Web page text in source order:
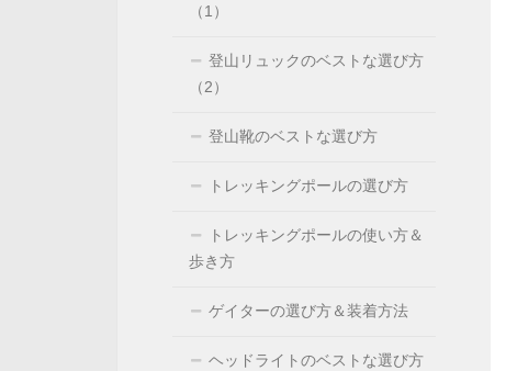
（1）
登山リュックのベストな選び方
（2）
登山靴のベストな選び方
トレッキングポールの選び方
トレッキングポールの使い方＆
歩き方
ゲイターの選び方＆装着方法
ヘッドライトのベストな選び方